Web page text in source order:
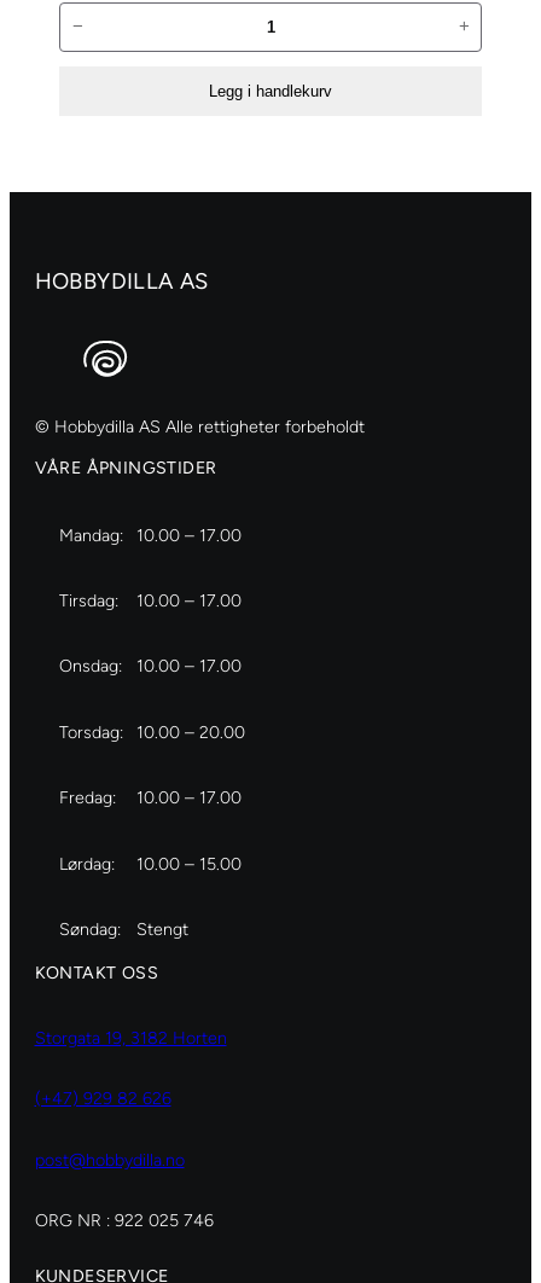
Elastisk
− +
Legg i handlekurv
HOBBYDILLA AS
© Hobbydilla AS Alle rettigheter forbeholdt
VÅRE ÅPNINGSTIDER
Mandag: 10.00 – 17.00
Tirsdag: 10.00 – 17.00
Onsdag: 10.00 – 17.00
Torsdag: 10.00 – 20.00
Fredag: 10.00 – 17.00
Lørdag: 10.00 – 15.00
Søndag: Stengt
KONTAKT OSS
Storgata 19, 3182 Horten
(+47) 929 82 626
post@hobbydilla.no
ORG NR : 922 025 746
KUNDESERVICE